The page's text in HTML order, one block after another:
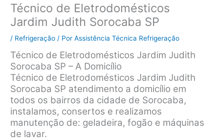
Técnico de Eletrodomésticos
Jardim Judith Sorocaba SP
/ Refrigeração / PorAssistência Técnica Refrigeração
Técnico de Eletrodomésticos Jardim Judith
Sorocaba SP – A Domicílio
Técnico de Eletrodomésticos Jardim Judith
Sorocaba SP atendimento a domicílio em
todos os bairros da cidade de Sorocaba,
instalamos, consertos e realizamos
manutenção de: geladeira, fogão e máquinas
de lavar.